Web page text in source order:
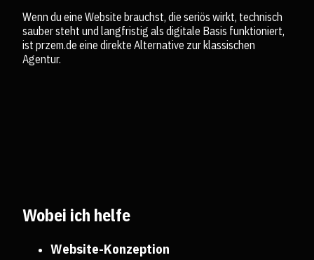
Wenn du eine Website brauchst, die seriös wirkt, technisch
sauber steht und langfristig als digitale Basis funktioniert,
ist przem.de eine direkte Alternative zur klassischen
Agentur.
Wobei ich helfe
Website-Konzeption